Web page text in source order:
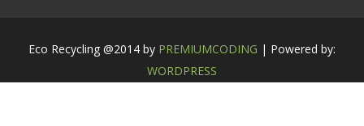
Eco Recycling @2014 by PREMIUMCODING | Powered by:
WORDPRESS